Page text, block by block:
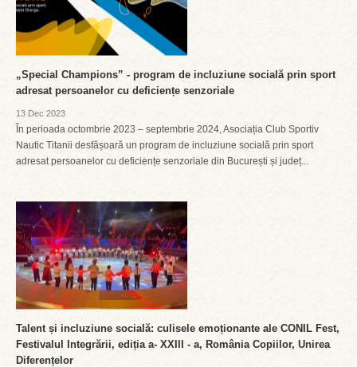
„Special Champions” - program de incluziune socială prin sport
adresat persoanelor cu deficiențe senzoriale
13 Dec 2023
În perioada octombrie 2023 – septembrie 2024, Asociația Club Sportiv
Nautic Titanii desfășoară un program de incluziune socială prin sport
adresat persoanelor cu deficiențe senzoriale din București și județ...
Talent și incluziune socială: culisele emoționante ale CONIL Fest,
Festivalul Integrării, ediția a- XXIII - a, România Copiilor, Unirea
Diferențelor